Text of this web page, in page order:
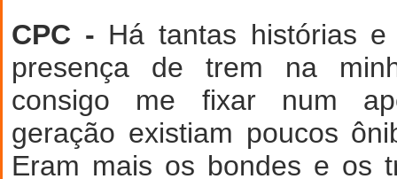
CPC - Há tantas histórias
presença de trem na
consigo me fixar num
geração existiam poucos
Eram mais os bondes e os